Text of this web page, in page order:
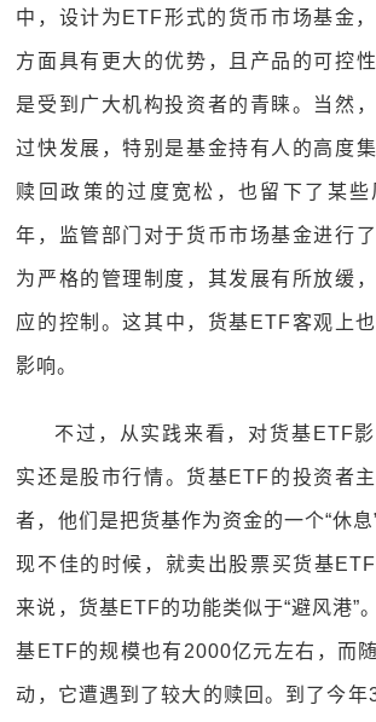
中，设计为ETF形式的货币市场基金
方面具有更大的优势，且产品的可控
是受到广大机构投资者的青睐。当然
过快发展，特别是基金持有人的高度
赎回政策的过度宽松，也留下了某
年，监管部门对于货币市场基金进行
为严格的管理制度，其发展有所放缓
应的控制。这其中，货基ETF客观上
影响。
不过，从实践来看，对货基ETF
实还是股市行情。货基ETF的投资者
者，他们是把货基作为资金的一个“休
现不佳的时候，就卖出股票买货基
来说，货基ETF的功能类似于“避风港”
基ETF的规模也有2000亿元左右，而
动，它遭遇到了较大的赎回。到了今年